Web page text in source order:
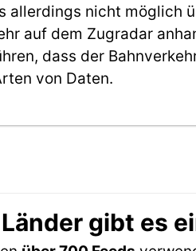
allerdings nicht möglich
auf dem Zugradar
dass der
von Daten.
gibt es